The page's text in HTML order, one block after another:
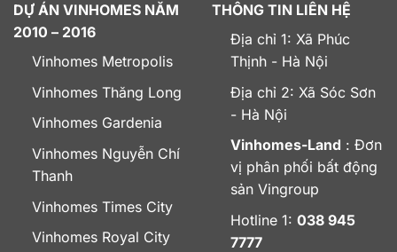
DỰ ÁN VINHOMES NĂM
2010 – 2016
Vinhomes Metropolis
Vinhomes Thăng Long
Vinhomes Gardenia
Vinhomes Nguyễn Chí
Thanh
Vinhomes Times City
Vinhomes Royal City
THÔNG TIN LIÊN HỆ
Địa chỉ 1: Xã Phúc
Thịnh - Hà Nội
Địa chỉ 2: Xã Sóc Sơn
- Hà Nội
Vinhomes-Land : Đơn
vị phân phối bất động
sản Vingroup
Hotline 1: 038 945
7777